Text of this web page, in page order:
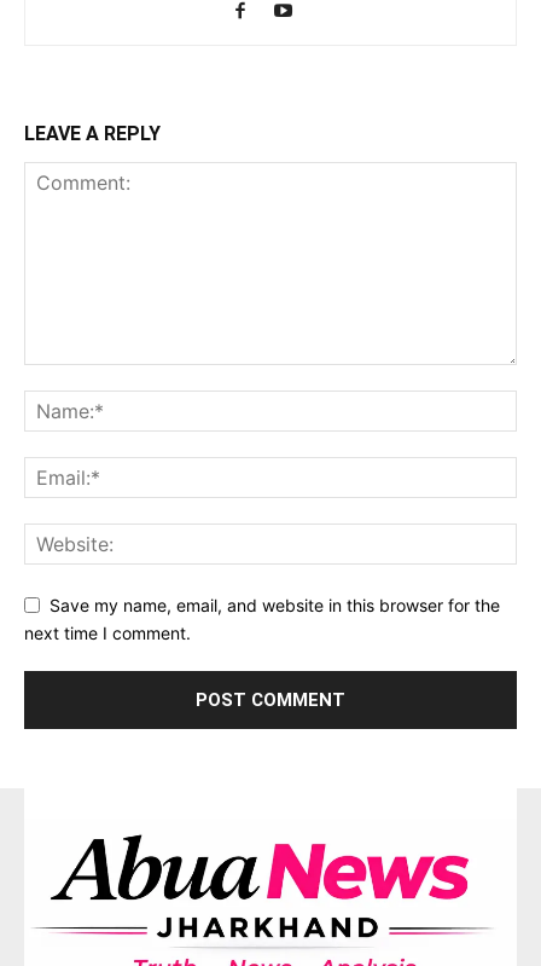
LEAVE A REPLY
Save my name, email, and website in this browser for the
next time I comment.